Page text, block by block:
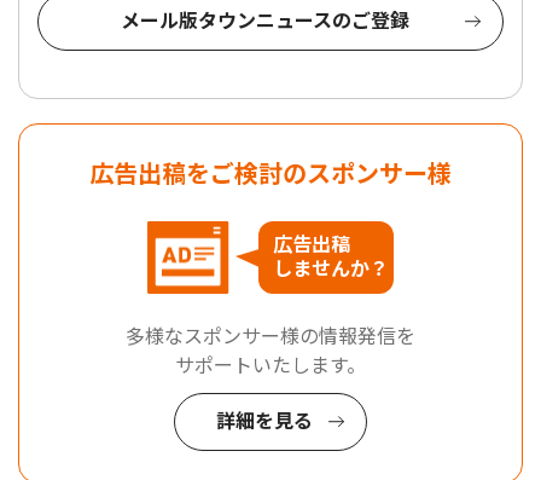
メール版タウンニュースのご登録
広告出稿をご検討のスポンサー様
広告出稿
しませんか？
多様なスポンサー様の情報発信を
サポートいたします。
詳細を見る